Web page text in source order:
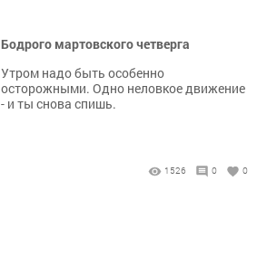
Бодрого мартовского четверга
Утром надо быть особенно
осторожными. Одно неловкое движение
- и ты снова спишь.
1526 0 0